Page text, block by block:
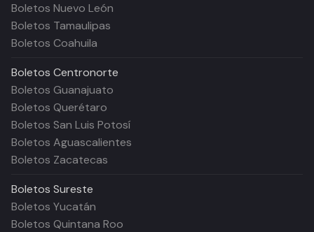
Boletos Nuevo León
Boletos Tamaulipas
Boletos Coahuila
Boletos Centronorte
Boletos Guanajuato
Boletos Querétaro
Boletos San Luis Potosí
Boletos Aguascalientes
Boletos Zacatecas
Boletos Sureste
Boletos Yucatán
Boletos Quintana Roo